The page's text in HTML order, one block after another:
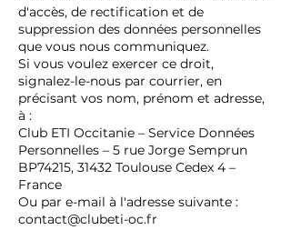
d'accès, de rectification et de
suppression des données personnelles
que vous nous communiquez.
Si vous voulez exercer ce droit,
signalez-le-nous par courrier, en
précisant vos nom, prénom et adresse,
à :
Club ETI Occitanie – Service Données
Personnelles – 5 rue Jorge Semprun
BP74215, 31432 Toulouse Cedex 4 –
France
Ou par e-mail à l'adresse suivante :
contact@clubeti-oc.fr